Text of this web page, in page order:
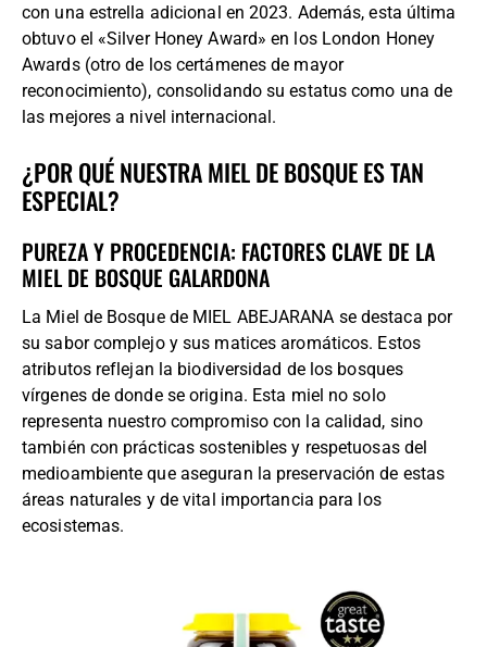
con una estrella adicional en 2023. Además, esta última
obtuvo el «Silver Honey Award» en los London Honey
Awards (otro de los certámenes de mayor
reconocimiento), consolidando su estatus como una de
las mejores a nivel internacional.
¿POR QUÉ NUESTRA MIEL DE BOSQUE ES TAN
ESPECIAL?
PUREZA Y PROCEDENCIA: FACTORES CLAVE DE LA
MIEL DE BOSQUE GALARDONA
La Miel de Bosque de MIEL ABEJARANA se destaca por
su sabor complejo y sus matices aromáticos. Estos
atributos reflejan la biodiversidad de los bosques
vírgenes de donde se origina. Esta miel no solo
representa nuestro compromiso con la calidad, sino
también con prácticas sostenibles y respetuosas del
medioambiente que aseguran la preservación de estas
áreas naturales y de vital importancia para los
ecosistemas.